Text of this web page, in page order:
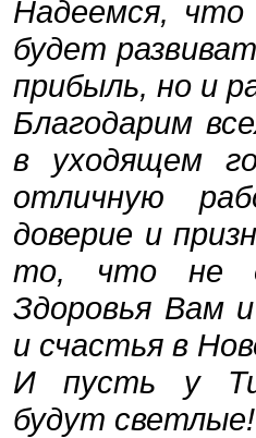
Надеемся, что
будет
прибыль, но и
Благодарим
в уходящем
отличную
доверие и
то, что не
Здоровья Вам
и счастья в
И пусть у
будут светлые!